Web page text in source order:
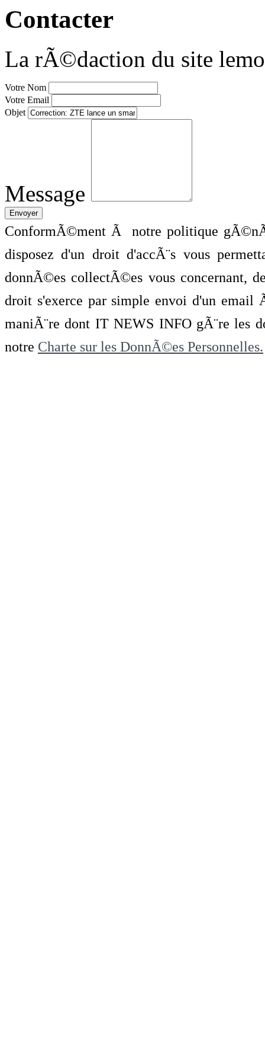
Contacter
La rÃ©daction du site
Votre Nom
Votre Email
Objet
Message
ConformÃ©ment Ã notre politique
disposez d'un droit d'accÃ¨s vous
donnÃ©es collectÃ©es vous concernant,
droit s'exerce par simple envoi d'un
maniÃ¨re dont IT NEWS INFO gÃ¨re les
notre Charte sur les DonnÃ©es Personnelles.